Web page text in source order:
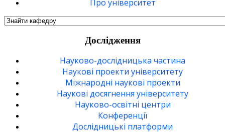
Про університет
Дослідження
Науково-дослідницька частина
Наукові проекти університету
Міжнародні наукові проекти
Наукові досягнення університету
Науково-освітні центри
Конференції
Дослідницькі платформи